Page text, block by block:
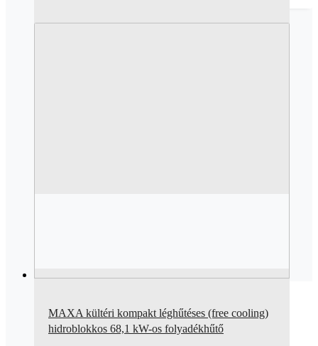
MAXA kültéri kompakt léghűtéses (free cooling)
hidroblokkos 68,1 kW-os folyadékhűtő